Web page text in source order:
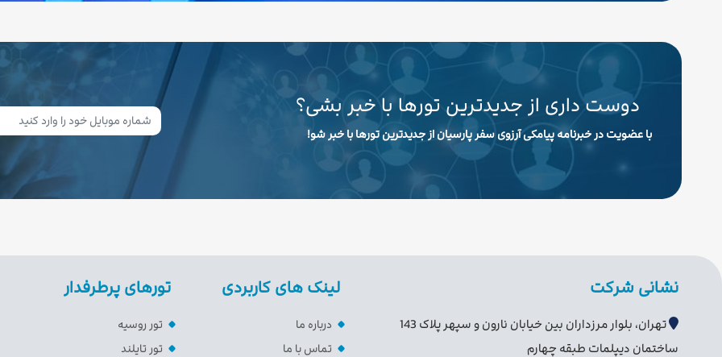
دوست داری از جدیدترین تورها با خبر بشی؟
با عضویت در خبرنامه پیامکی آرزوی سفر پارسیان از جدیدترین تورها با خبر شو!
نشانی شرکت
تهران، بلوار مرزداران بین خیابان نارون و سپهر پلاک 143
ساختمان دیپلمات طبقه چهارم
لینک های کاربردی
درباره ما
تماس با ما
تورهای پرطرفدار
تور روسیه
تور تایلند